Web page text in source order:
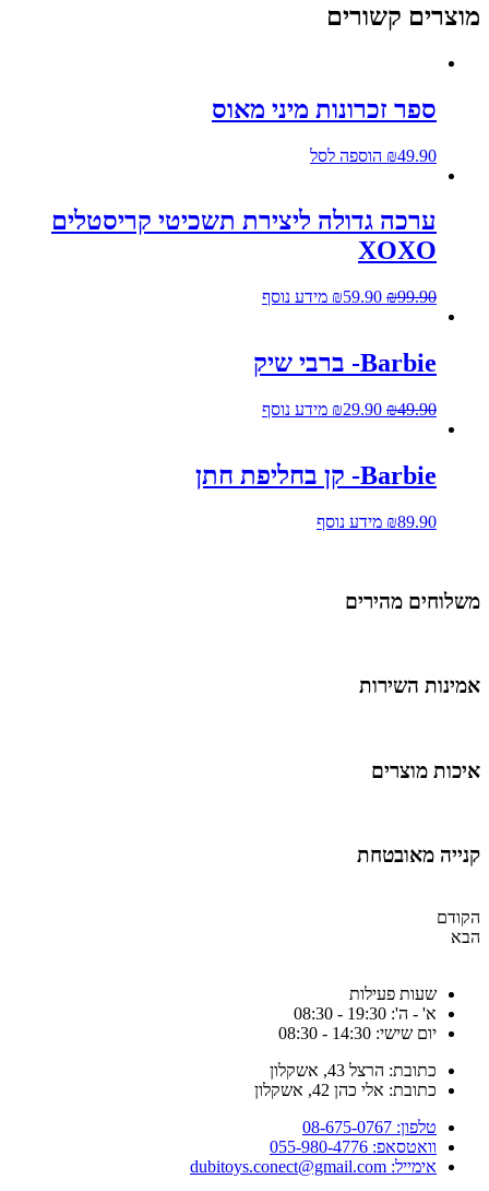
קשורים
ספר זכרונות מיני מאוס
₪49.90 הוספה לסל
ערכה גדולה ליצירת תשכיטי קריסטלים
XOXO
₪99.90
₪59.90 מידע נוסף
Barbie- ברבי שיק
₪49.90
₪29.90 מידע נוסף
Barbie- קן בחליפת חתן
₪89.90 מידע נוסף
מהירים
השירות
מוצרים
מאובטחת
שעות פעילות
א' - ה': 19:30 - 08:30
יום שישי: 14:30 - 08:30
כתובת: הרצל 43, אשקלון
כתובת: אלי כהן 42, אשקלון
טלפון: 08-675-0767
וואטסאפ: 055-980-4776
אימייל: dubitoys.conect@gmail.com